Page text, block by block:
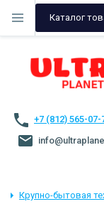
Каталог
+7 (812) 565-07-
Крупно-бытовая